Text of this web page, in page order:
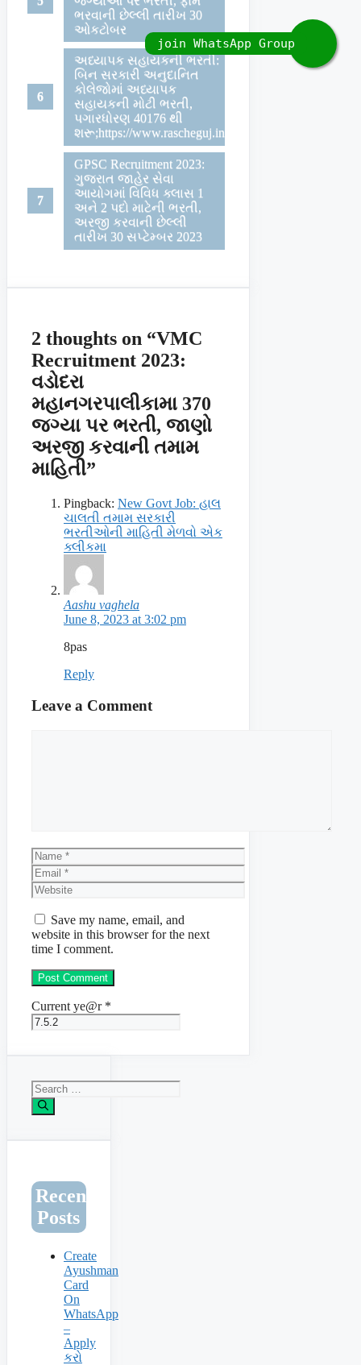
ભરવાની છેલ્લી તારીખ 30
ઓકટોબર
અધ્યાપક સહાયકની ભરતી:
બિન સરકારી અનુદાનિત
કોલેજોમાં અધ્યાપક
સહાયકની મોટી ભરતી,
પગારધોરણ 40176 થી
શરૂ;https://www.rascheguj.in
GPSC Recruitment 2023:
ગુજરાત જાહેર સેવા
આયોગમાં વિવિધ ક્લાસ 1
અને 2 પદો માટેની ભરતી,
અરજી કરવાની છેલ્લી
તારીખ 30 સપ્ટેમ્બર 2023
2 thoughts on “VMC
Recruitment 2023:
વડોદરા
મહાનગરપાલીકામા 370
જગ્યા પર ભરતી, જાણો
અરજી કરવાની તમામ
માહિતી”
Pingback: New Govt Job: હાલ
ચાલતી તમામ સરકારી
ભરતીઓની માહિતી મેળવો એક
ક્લીકમા
Aashu vaghela
June 8, 2023 at 3:02 pm
8pas
Reply
Leave a Comment
Name
Email
Website
Save my name, email, and
website in this browser for the next
time I comment.
Current ye@r *
Search
for:
Recent
Posts
Create
Ayushman
Card
On
WhatsApp
–
Apply
કરો